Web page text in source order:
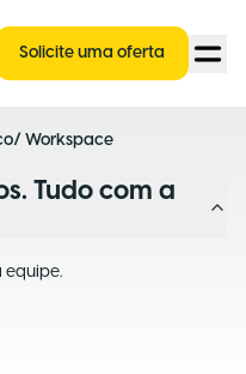
Solicite uma oferta
/ Workspace
Tudo com a
equipe.